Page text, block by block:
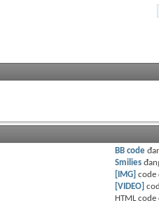
BB code
Smilies
[IMG] code
[VIDEO]
HTML